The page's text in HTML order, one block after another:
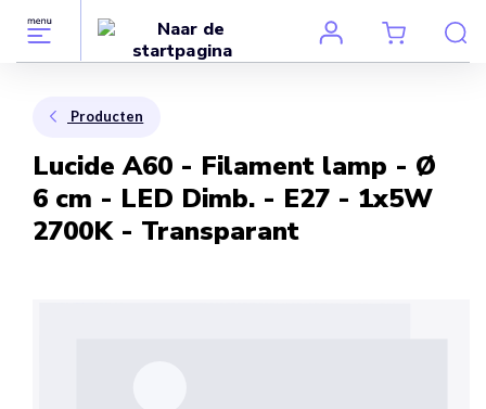
Producten
Lucide A60 - Filament lamp - Ø
6 cm - LED Dimb. - E27 - 1x5W
2700K - Transparant